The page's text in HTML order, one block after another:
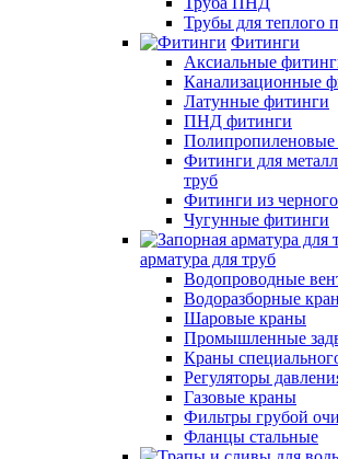
Трубы для теплого
Фитинги
Аксиальные
Канализационные
Латунные фитинги
ПНД фитинги
Полипропиленовые
Фитинги для
труб
Фитинги из
Чугунные фитинги
арматура для труб
Водопроводные
Водоразборные
Шаровые краны
Промышленные
Краны
Регуляторы
Газовые краны
Фильтры грубой
Фланцы стальные